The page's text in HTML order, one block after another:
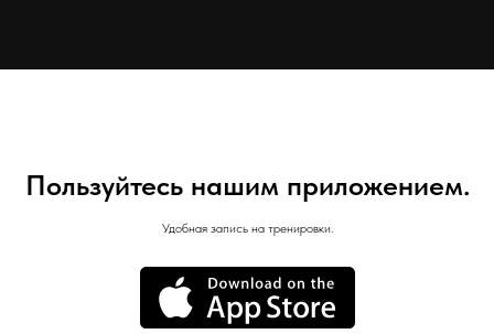
Пользуйтесь нашим приложением.
Удобная запись на тренировки.